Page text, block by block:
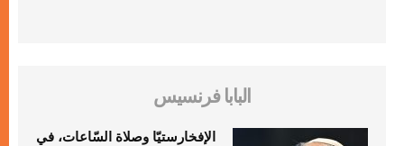
البابا فرنسيس
الإفخارستيّا وصلاة السّاعات، في